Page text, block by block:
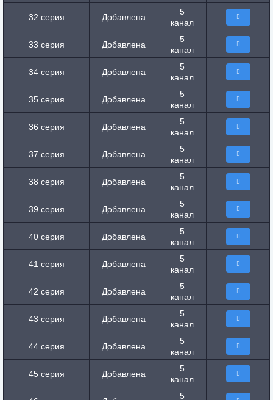
32 серия Добавлена
5
канал
33 серия Добавлена
5
канал
34 серия Добавлена
5
канал
35 серия Добавлена
5
канал
36 серия Добавлена
5
канал
37 серия Добавлена
5
канал
38 серия Добавлена
5
канал
39 серия Добавлена
5
канал
40 серия Добавлена
5
канал
41 серия Добавлена
5
канал
42 серия Добавлена
5
канал
43 серия Добавлена
5
канал
44 серия Добавлена
5
канал
45 серия Добавлена
5
канал
5